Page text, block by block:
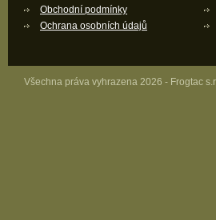
Obchodní podmínky
Ochrana osobních údajů
Všechna práva vyhrazena 2026 - Frogtac